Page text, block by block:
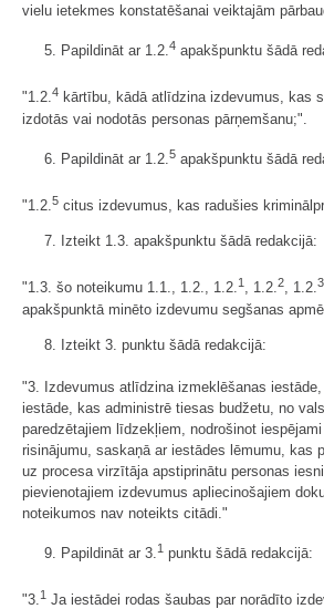
vielu ietekmes konstatēšanai veiktajām
5. Papildināt ar 1.2.4 apakšpunktu šādā
"1.2.4 kārtību, kādā atlīdzina izdevumus, kas
izdotās vai nodotās personas pārņemšanu;".
6. Papildināt ar 1.2. 5 apakšpunktu šādā
"1.2.5 citus izdevumus, kas radušies
7. Izteikt 1.3. apakšpunktu šādā redakcijā:
"1.3. šo noteikumu 1.1., 1.2.​​​​​​​, 1.2.1 ​​​​​​​, 1.2.2​​​​​​​, 1.2.3
apakšpunktā minēto izdevumu segšanas
8. Izteikt 3. punktu šādā redakcijā:
"3. Izdevumus atlīdzina izmeklēšanas
iestāde, kas administrē tiesas budžetu, no
paredzētajiem līdzekļiem, nodrošinot
risinājumu, saskaņā ar iestādes lēmumu, kas
uz procesa virzītāja apstiprinātu personas
pievienotajiem izdevumus apliecinošajiem
noteikumos nav noteikts citādi."
9. Papildināt ar 3. 1 punktu šādā redakcijā:
"3.1 Ja iestādei rodas šaubas par norādīto